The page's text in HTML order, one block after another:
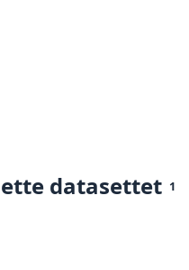
datasettet 1